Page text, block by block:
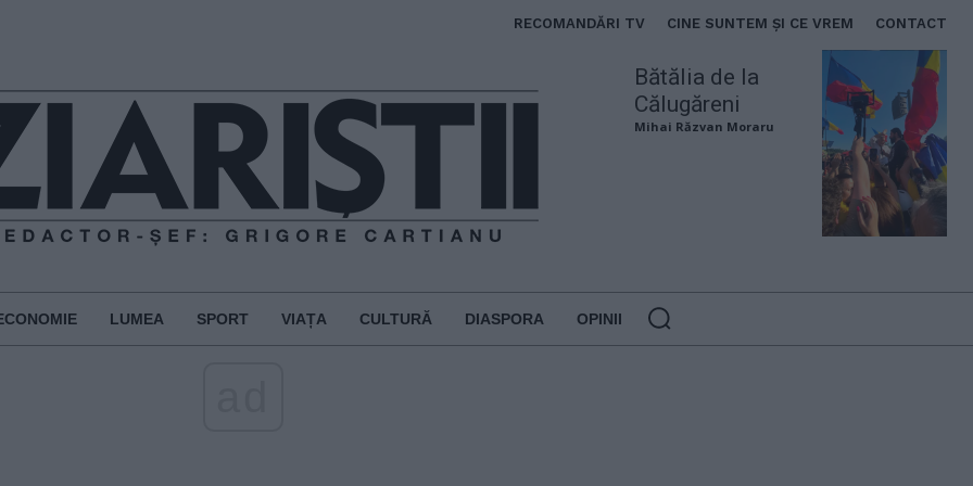
RECOMANDĂRI TV CINE SUNTEM ȘI CE VREM CONTACT
Bătălia de la
Călugăreni
Mihai Răzvan Moraru
LUMEA SPORT VIAȚA CULTURĂ DIASPORA OPINII